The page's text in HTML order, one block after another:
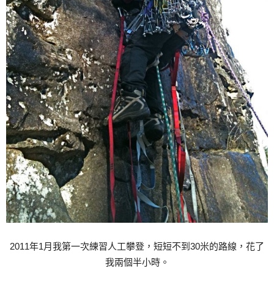
2011年1月我第一次練習人工攀登，短短不到30米的路線，花了
我兩個半小時。